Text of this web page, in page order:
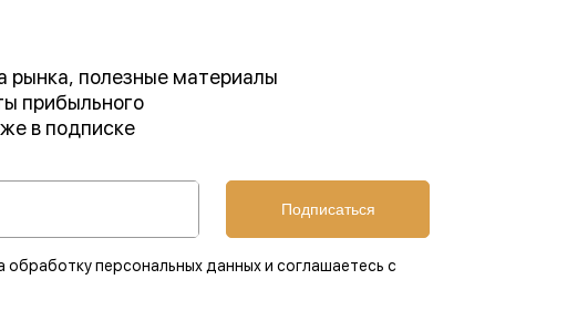
рынка, полезные материалы
прибыльного
в подписке
Подписаться
обработку персональных данных и соглашаетесь с